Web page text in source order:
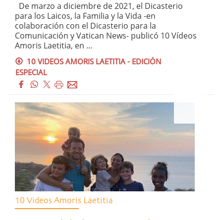
De marzo a diciembre de 2021, el Dicasterio
para los Laicos, la Familia y la Vida -en
colaboración con el Dicasterio para la
Comunicación y Vatican News- publicó 10 Vídeos
Amoris Laetitia, en ...
10 VIDEOS AMORIS LAETITIA - EDICIÓN
ESPECIAL
10 Videos Amoris Laetitia